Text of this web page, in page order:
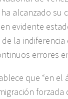
alcanzado
evidente
la
errores
que “en